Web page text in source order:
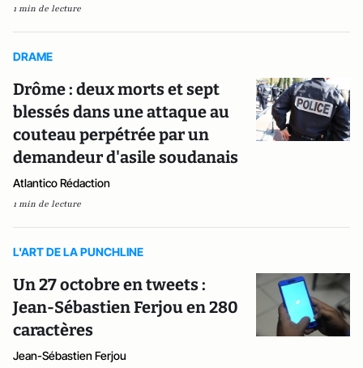
1 min de lecture
DRAME
Drôme : deux morts et sept
blessés dans une attaque au
couteau perpétrée par un
demandeur d'asile soudanais
Atlantico Rédaction
1 min de lecture
L'ART DE LA PUNCHLINE
Un 27 octobre en tweets :
Jean-Sébastien Ferjou en 280
caractères
Jean-Sébastien Ferjou